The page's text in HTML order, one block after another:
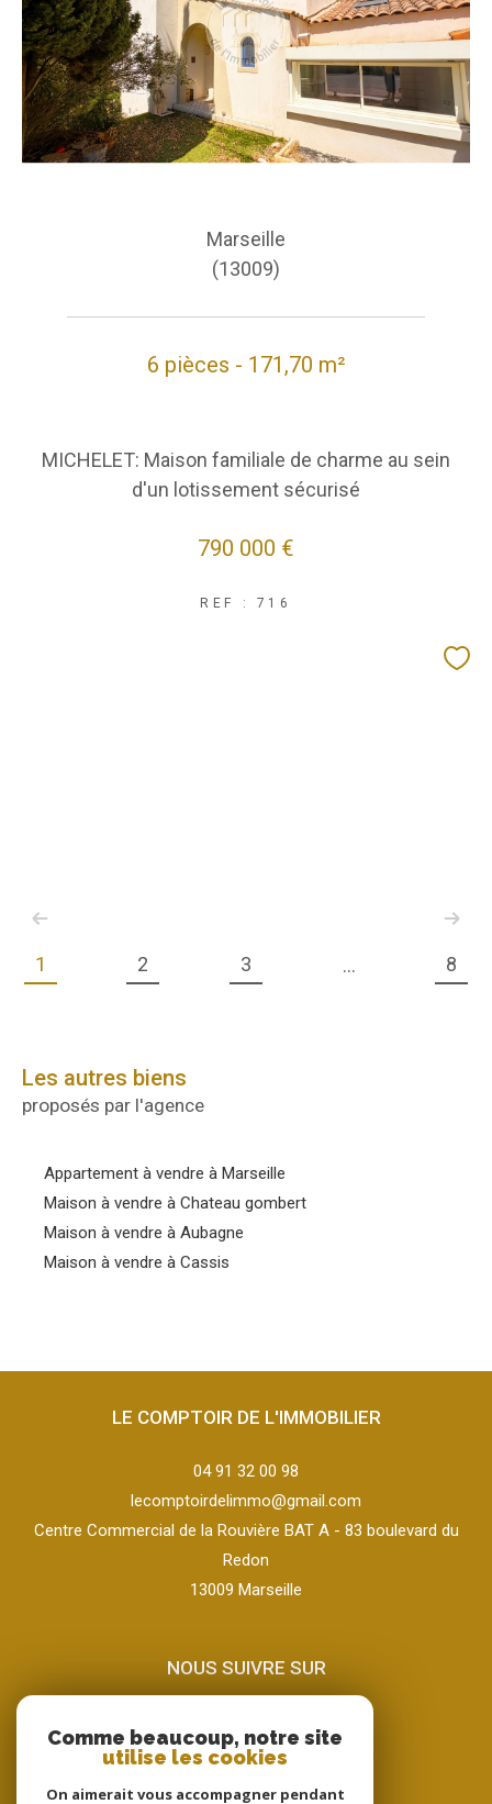
Marseille
(13009)
6 pièces - 171,70 m²
MICHELET: Maison familiale de charme au sein
d'un lotissement sécurisé
790 000 €
REF : 716
1 2 3 ... 8
Les autres biens
proposés par l'agence
Appartement à vendre à Marseille
Maison à vendre à Chateau gombert
Maison à vendre à Aubagne
Maison à vendre à Cassis
LE COMPTOIR DE L'IMMOBILIER
04 91 32 00 98
lecomptoirdelimmo@gmail.com
Centre Commercial de la Rouvière BAT A - 83 boulevard du
Redon
13009
marseille
NOUS SUIVRE SUR
Comme beaucoup, notre site
utilise les cookies
On aimerait vous accompagner pendant